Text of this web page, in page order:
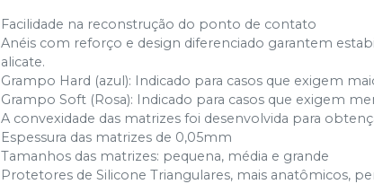
Facilidade na reconstrução do ponto de contato
Anéis com reforço e design diferenciado garantem
alicate.
Grampo Hard (azul): Indicado para casos que exigem
Grampo Soft (Rosa): Indicado para casos que exigem
A convexidade das matrizes foi desenvolvida para
Espessura das matrizes de 0,05mm
Tamanhos das matrizes: pequena, média e grande
Protetores de Silicone Triangulares, mais anatômicos,